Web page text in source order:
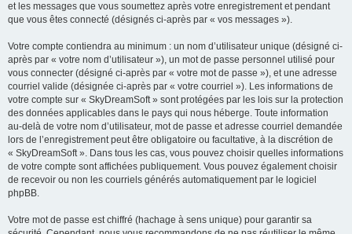
et les messages que vous soumettez après votre enregistrement et pendant
que vous êtes connecté (désignés ci-après par « vos messages »).
Votre compte contiendra au minimum : un nom d’utilisateur unique (désigné ci-
après par « votre nom d’utilisateur »), un mot de passe personnel utilisé pour
vous connecter (désigné ci-après par « votre mot de passe »), et une adresse
courriel valide (désignée ci-après par « votre courriel »). Les informations de
votre compte sur « SkyDreamSoft » sont protégées par les lois sur la protection
des données applicables dans le pays qui nous héberge. Toute information
au-delà de votre nom d’utilisateur, mot de passe et adresse courriel demandée
lors de l’enregistrement peut être obligatoire ou facultative, à la discrétion de
« SkyDreamSoft ». Dans tous les cas, vous pouvez choisir quelles informations
de votre compte sont affichées publiquement. Vous pouvez également choisir
de recevoir ou non les courriels générés automatiquement par le logiciel
phpBB.
Votre mot de passe est chiffré (hachage à sens unique) pour garantir sa